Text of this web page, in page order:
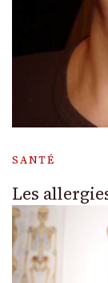
SANTÉ
Les